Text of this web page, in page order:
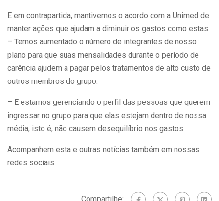
E em contrapartida, mantivemos o acordo com a Unimed de
manter ações que ajudam a diminuir os gastos como estas:
– Temos aumentado o número de integrantes de nosso
plano para que suas mensalidades durante o período de
carência ajudem a pagar pelos tratamentos de alto custo de
outros membros do grupo.
– E estamos gerenciando o perfil das pessoas que querem
ingressar no grupo para que elas estejam dentro de nossa
média, isto é, não causem desequilíbrio nos gastos.
Acompanhem esta e outras notícias também em nossas
redes sociais.
Compartilhe: